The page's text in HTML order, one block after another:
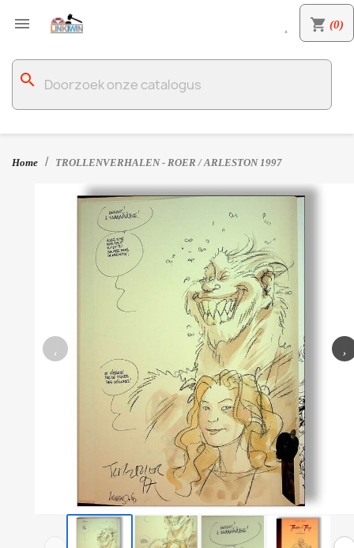
 shopping_cart (0)

search
Home TROLLENVERHALEN - ROER / ARLESTON 1997
‹ ›